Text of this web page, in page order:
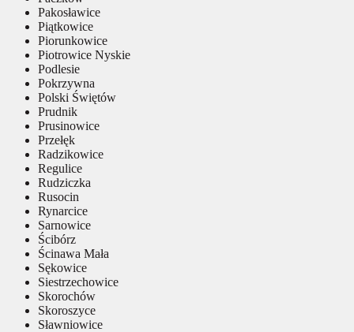
Pakosławice
Piątkowice
Piorunkowice
Piotrowice Nyskie
Podlesie
Pokrzywna
Polski Świętów
Prudnik
Prusinowice
Przełęk
Radzikowice
Regulice
Rudziczka
Rusocin
Rynarcice
Sarnowice
Ścibórz
Ścinawa Mała
Sękowice
Siestrzechowice
Skorochów
Skoroszyce
Sławniowice